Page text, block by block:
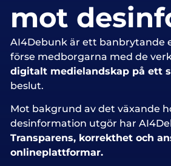
mot
AI4Debunk är ett banbrytande
förse medborgarna med de
digitalt medielandskap på ett
beslut.
Mot bakgrund av det växande
desinformation utgör har
Transparens, korrekthet och
onlineplattformar.